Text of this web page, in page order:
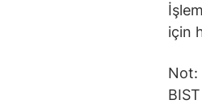
için
Not: